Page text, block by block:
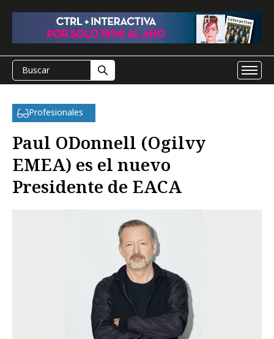
Profesionales
Paul ODonnell (Ogilvy
EMEA) es el nuevo
Presidente de EACA